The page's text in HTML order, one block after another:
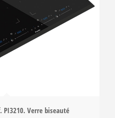
PI3210. Verre biseauté